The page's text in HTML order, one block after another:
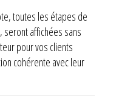
toutes les étapes de
seront affichées sans
pour vos clients
cohérente avec leur